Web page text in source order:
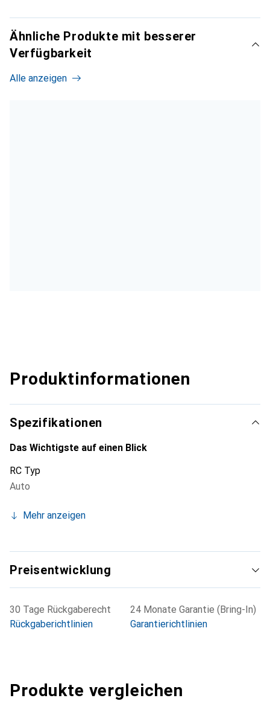
Ähnliche Produkte mit besserer
Verfügbarkeit
Alle anzeigen
Produktinformationen
Spezifikationen
Das Wichtigste auf einen Blick
RC Typ
Auto
Mehr anzeigen
Preisentwicklung
30 Tage Rückgaberecht
Rückgaberichtlinien
24 Monate Garantie (Bring-In)
Garantierichtlinien
Produkte vergleichen